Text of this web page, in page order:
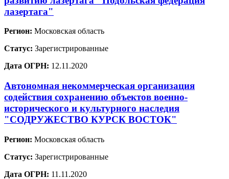
лазертага"
Регион: Московская область
Статус: Зарегистрированные
Дата ОГРН: 12.11.2020
Автономная некоммерческая организация
содействия сохранению объектов военно-
исторического и культурного наследия
"СОДРУЖЕСТВО КУРСК ВОСТОК"
Регион: Московская область
Статус: Зарегистрированные
Дата ОГРН: 11.11.2020